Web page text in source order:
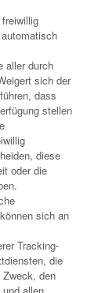
aller durch
sich der
dass
stellen
diese
oder die
sich an
Tracking-
die
den